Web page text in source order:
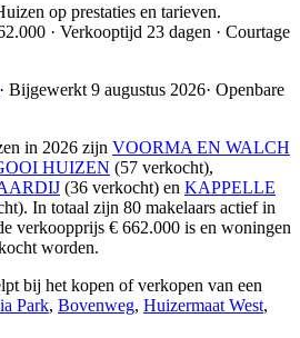
op prestaties en tarieven.
· Verkooptijd 23 dagen · Courtage
· Bijgewerkt 9 augustus 2026· Openbare
in 2026 zijn VOORMA EN WALCH
HUIZEN (57 verkocht),
(36 verkocht) en KAPPELLE
. In totaal zijn 80 makelaars actief in
verkoopprijs € 662.000 is en woningen
worden.
bij het kopen of verkopen van een
Park, Bovenweg, Huizermaat West,